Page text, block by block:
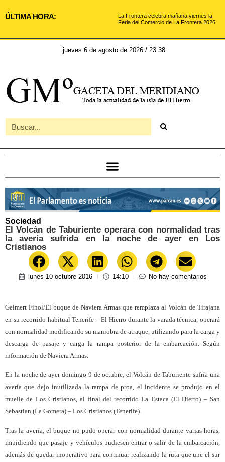
ÚLTIMA HORA:
La Frontera celebra mañana viernes la
Feria del Comercio de La Frontera 2026
jueves 6 de agosto de 2026 / 23:38
Sociedad
El Volcán de Taburiente operara con normalidad tras
la avería sufrida en la noche de ayer en Los
Cristianos
lunes 10 octubre 2016 14:10 No hay comentarios
Gelmert Finol/El buque de Naviera Armas que remplaza al Volcán de Tirajana
en su recorrido habitual Tenerife – El Hierro durante la varada técnica, operará
con normalidad modificando su maniobra de atraque, utilizando para la carga y
descarga de pasaje y carga la rampa posterior de la embarcación. Según
información de Naviera Armas.
En la noche de ayer domingo 9 de octubre, el Volcán de Taburiente sufría una
avería que dejo inutilizada la rampa de proa, el incidente se produjo en el
muelle de Los Cristianos, al final del recorrido La Estaca (El Hierro) – San
Sebastian (La Gomera) – Los Cristianos (Tenerife).
Tras la avería, el buque no pudo operar con normalidad durante varias horas,
impidiendo que pasaje y vehículos pudiesen entrar o salir de la embarcación,
además de quedar inoperativo para continuar realizando la ruta que une el sur